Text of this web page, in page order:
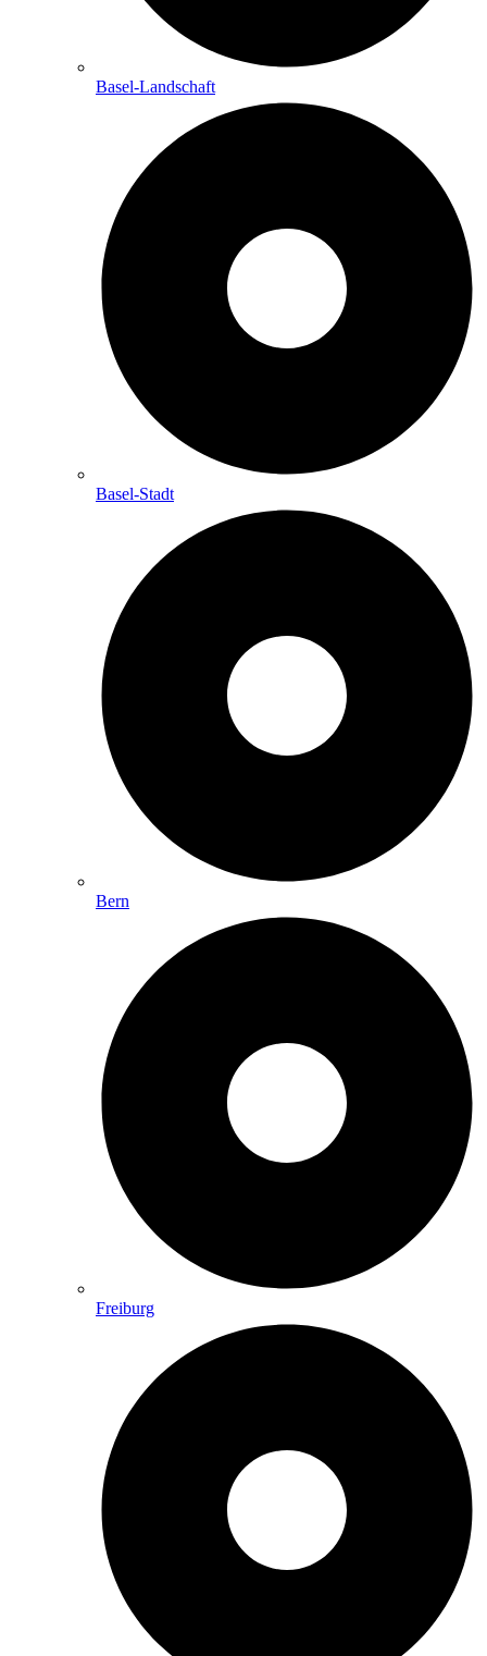
Basel-Landschaft
Basel-Stadt
Bern
Freiburg